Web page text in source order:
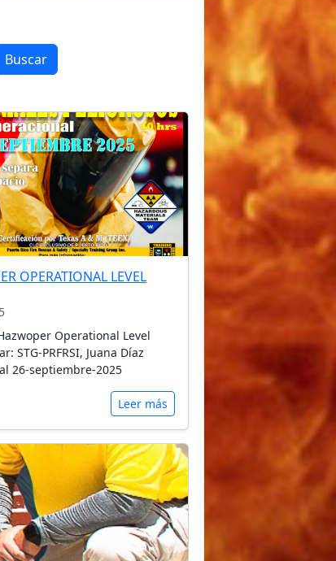
Buscar
OPERATIONAL LEVEL
Operational Level
STG-PRFRSI, Juana Díaz
26-septiembre-2025
Leer más